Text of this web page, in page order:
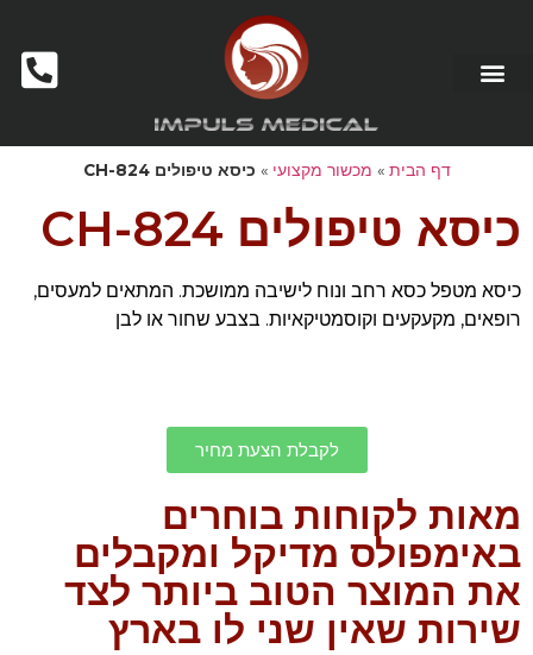
דף הבית » מכשור מקצועי » כיסא טיפולים CH-824
כיסא טיפולים CH-824
כיסא מטפל כסא רחב ונוח לישיבה ממושכת. המתאים למעסים,
רופאים, מקעקעים וקוסמטיקאיות. בצבע שחור או לבן
לקבלת הצעת מחיר
מאות לקוחות בוחרים
באימפולס מדיקל ומקבלים
את המוצר הטוב ביותר לצד
שירות שאין שני לו בארץ